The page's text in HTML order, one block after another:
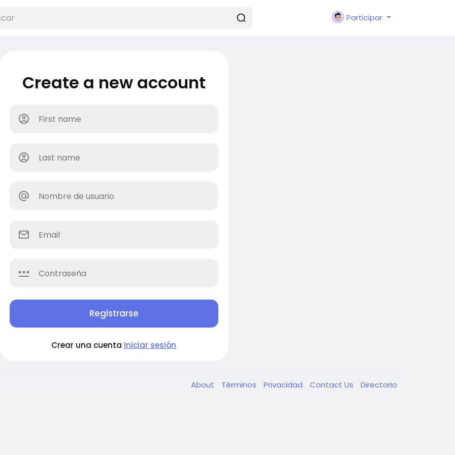
Participar
Create a new account
Registrarse
Crear una cuenta Iniciar sesión
About Términos Privacidad Contact Us Directorio